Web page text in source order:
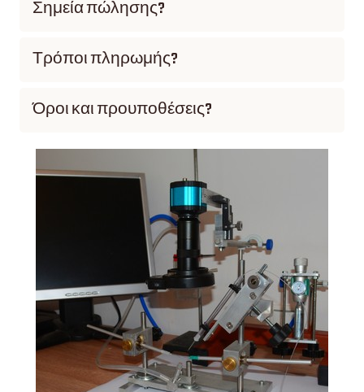
Σημεία πώλησης?
Τρόποι πληρωμής?
Όροι και προυποθέσεις?